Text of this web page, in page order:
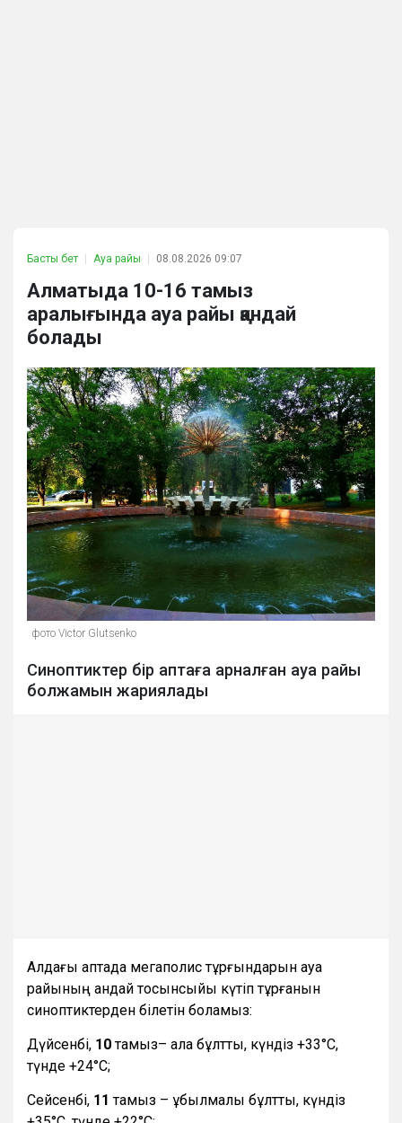
Басты бет Ауа райы 08.08.2026 09:07
Алматыда 10-16 тамыз
аралығында ауа райы қандай
болады
фото Victor Glutsenko
Синоптиктер бір аптаға арналған ауа райы
болжамын жариялады
Алдағы аптада мегаполис тұрғындарын ауа
райының қандай тосынсыйы күтіп тұрғанын
синоптиктерден білетін боламыз:
Дүйсенбі, 10тамыз– ала бұлтты, күндіз +33°С,
түнде +24°С;
Сейсенбі, 11тамыз – құбылмалы бұлтты, күндіз